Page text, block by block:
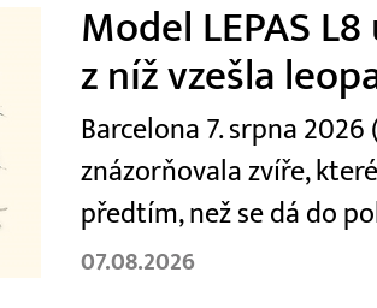
Model LEPAS
z níž vzešla
Barcelona 7. srpna
znázorňovala zvíře,
předtím, než se dá do
07.08.2026